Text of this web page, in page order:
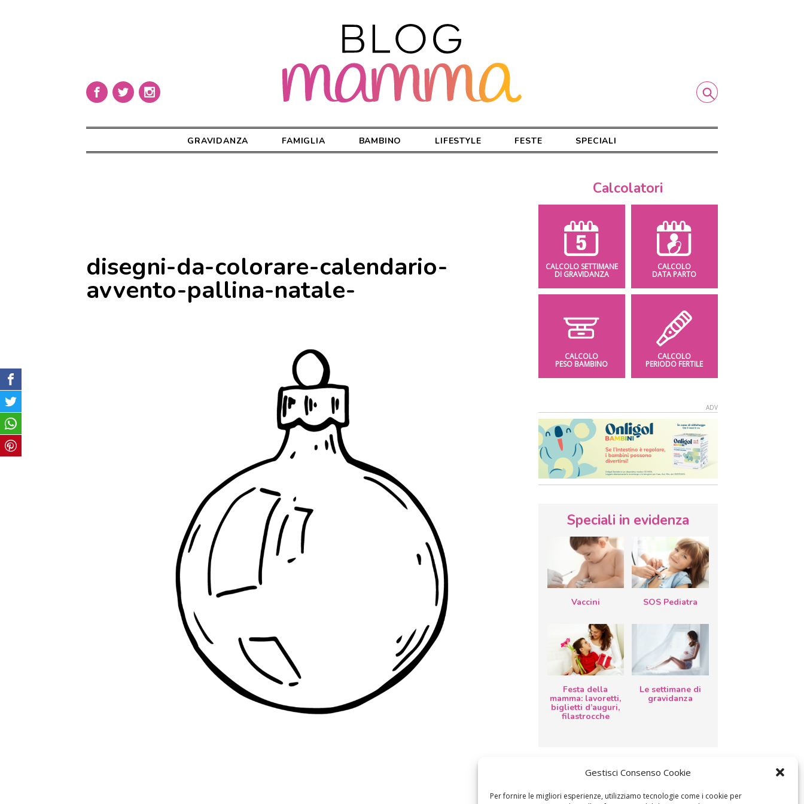
Gestisci Consenso Cookie
Per fornire le migliori esperienze, utilizziamo tecnologie come i cookie per
GRAVIDANZA FAMIGLIA BAMBINO LIFESTYLE FESTE SPECIALI
disegni-da-colorare-calendario-
avvento-pallina-natale-
Calcolatori
CALCOLO SETTIMANE
DI GRAVIDANZA
CALCOLO
DATA PARTO
CALCOLO
PESO BAMBINO
CALCOLO
PERIODO FERTILE
Speciali in evidenza
Vaccini SOS Pediatra
Festa della
mamma: lavoretti,
biglietti d’auguri,
filastrocche
Le settimane di
gravidanza